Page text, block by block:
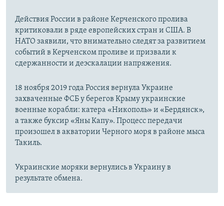
Действия России в районе Керченского пролива
критиковали в ряде европейских стран и США. В
НАТО заявили, что внимательно следят за развитием
событий в Керченском проливе и призвали к
сдержанности и деэскалации напряжения.
18 ноября 2019 года Россия вернула Украине
захваченные ФСБ у берегов Крыму украинские
военные корабли: катера «Никополь» и «Бердянск»,
а также буксир «Яны Капу». Процесс передачи
произошел в акватории Черного моря в районе мыса
Такиль.
Украинские моряки вернулись в Украину в
результате обмена.